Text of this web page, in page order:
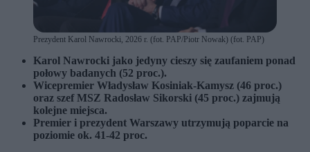
Prezydent Karol Nawrocki, 2026 r. (fot. PAP/Piotr Nowak) (fot. PAP)
Karol Nawrocki jako jedyny cieszy się zaufaniem ponad
połowy badanych (52 proc.).
Wicepremier Władysław Kosiniak-Kamysz (46 proc.)
oraz szef MSZ Radosław Sikorski (45 proc.) zajmują
kolejne miejsca.
Premier i prezydent Warszawy utrzymują poparcie na
poziomie ok. 41-42 proc.